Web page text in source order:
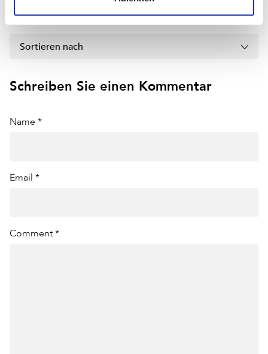
Jetzt kommentieren
Sortieren nach
Schreiben Sie einen Kommentar
Name *
Email *
Comment *